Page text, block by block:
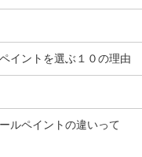
イントを選ぶ１０の理由
ルペイントの違いって